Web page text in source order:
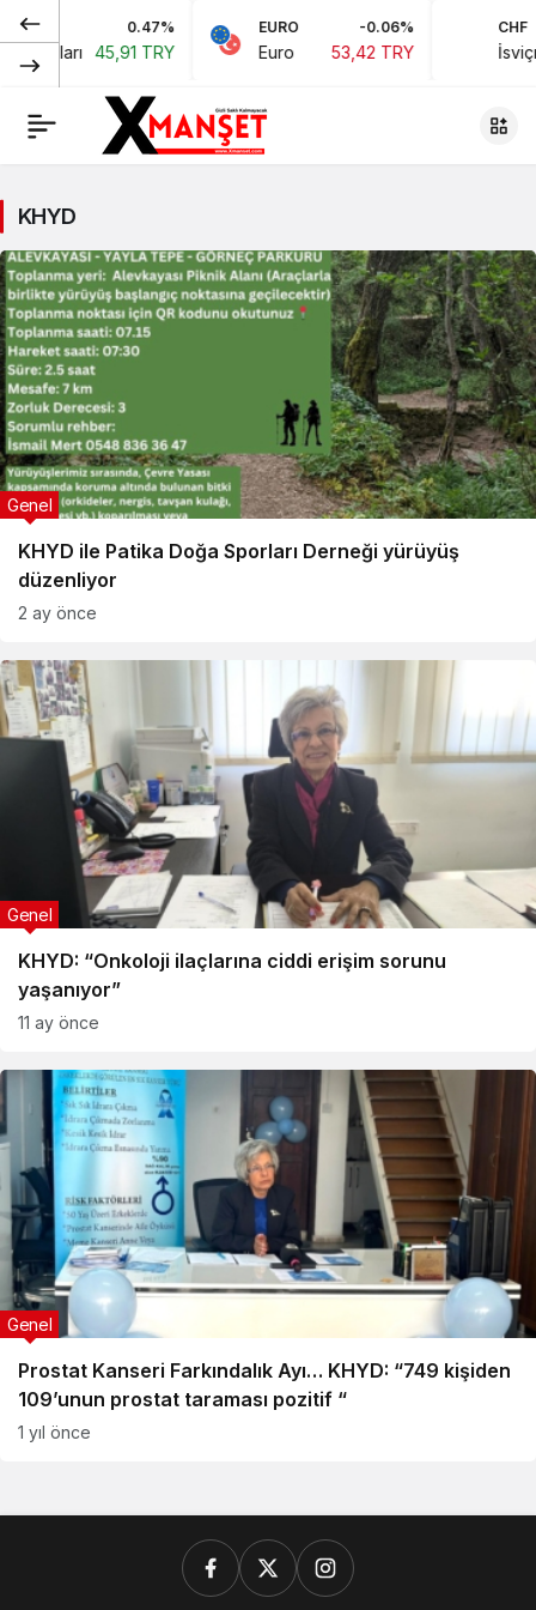
0.47%
45,91 TRY
EURO -0.06%
Euro 53,42 TRY
CHF
İsviçre
KHYD
KHYD ile Patika Doğa Sporları Derneği yürüyüş
düzenliyor
Genel
2 ay önce
KHYD: “Onkoloji ilaçlarına ciddi erişim sorunu
yaşanıyor”
Genel
11 ay önce
Prostat Kanseri Farkındalık Ayı… KHYD: “749 kişiden
109’unun prostat taraması pozitif “
Genel
1 yıl önce